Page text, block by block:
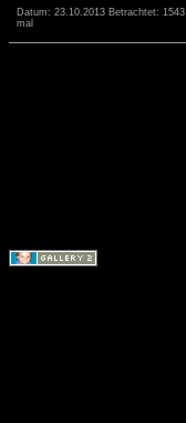
Datum: 23.10.2013 Betrachtet: 1543
mal